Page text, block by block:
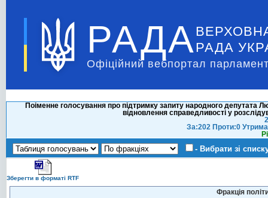
РАДА РАДА
Офіційний вебпортал
Поіменне голосування про підтримку запиту народного
відновлення справедливості у
За:202 Проти:0
- Вибрати зі
Зберегти в форматі RTF
Фракція